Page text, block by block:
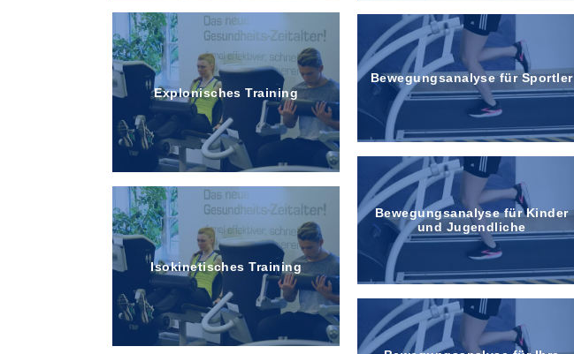
Explonisches Training
Isokinetisches Training
Bewegungs­analyse für Sportler
Bewegungs­analyse für Kinder
und Jugendliche